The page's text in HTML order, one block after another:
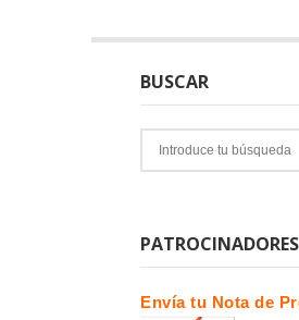
BUSCAR
PATROCINADORES
Envía tu Nota de